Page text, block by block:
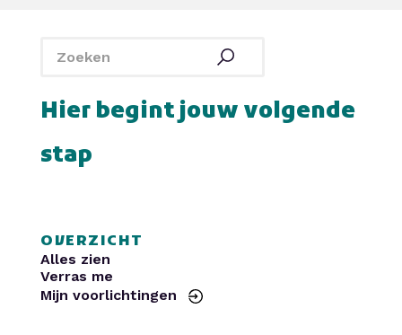
HAVO Voorlichtingen
Hier begint jouw volgende
stap
OVERZICHT
Alles zien
Verras me
Mijn voorlichtingen